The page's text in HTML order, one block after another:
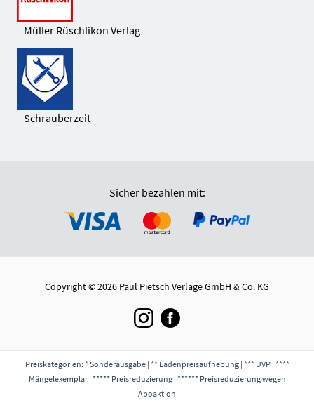
Müller Rüschlikon Verlag
Schrauberzeit
Sicher bezahlen mit:
Copyright © 2026 Paul Pietsch Verlage GmbH & Co. KG
Preiskategorien: * Sonderausgabe | ** Ladenpreisaufhebung | *** UVP | ****
Mängelexemplar | ***** Preisreduzierung | ****** Preisreduzierung wegen
Aboaktion